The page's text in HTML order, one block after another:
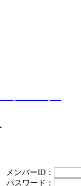
メンバーID：
パスワード：